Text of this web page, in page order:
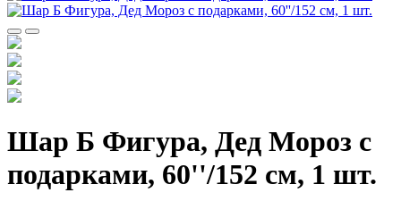
Шар Б Фигура, Дед Мороз с
подарками, 60''/152 см, 1 шт.